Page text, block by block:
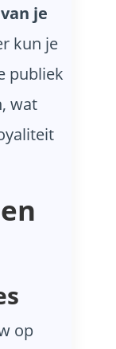
je
kun je
publiek
wat
op